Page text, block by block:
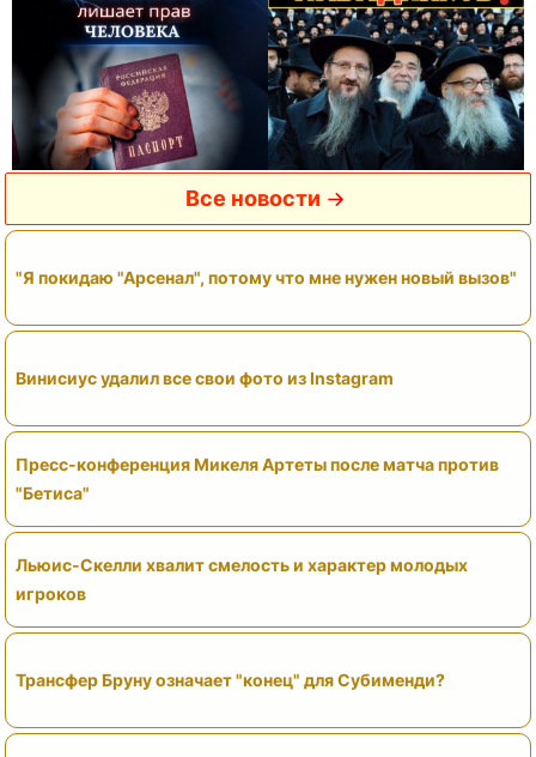
Все новости
"Я покидаю "Арсенал", потому что мне нужен новый вызов"
Винисиус удалил все свои фото из Instagram
Пресс-конференция Микеля Артеты после матча против
"Бетиса"
Льюис-Скелли хвалит смелость и характер молодых
игроков
Трансфер Бруну означает "конец" для Субименди?